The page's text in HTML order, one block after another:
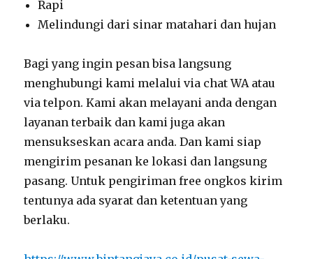
Rapi
Melindungi dari sinar matahari dan hujan
Bagi yang ingin pesan bisa langsung
menghubungi kami melalui via chat WA atau
via telpon. Kami akan melayani anda dengan
layanan terbaik dan kami juga akan
mensukseskan acara anda. Dan kami siap
mengirim pesanan ke lokasi dan langsung
pasang. Untuk pengiriman free ongkos kirim
tentunya ada syarat dan ketentuan yang
berlaku.